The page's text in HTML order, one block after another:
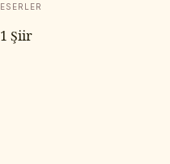
ESERLER
1 Şiir